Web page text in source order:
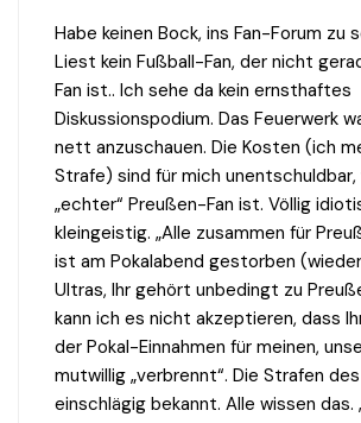
Habe keinen Bock, ins Fan-Forum zu
Liest kein Fußball-Fan, der nicht
Fan ist.. Ich sehe da kein ernsthaftes
Diskussionspodium. Das Feuerwerk
nett anzuschauen. Die Kosten (ich
Strafe) sind für mich unentschuldbar,
„echter“ Preußen-Fan ist. Völlig
kleingeistig. „Alle zusammen für
ist am Pokalabend gestorben
Ultras, Ihr gehört unbedingt zu
kann ich es nicht akzeptieren, dass
der Pokal-Einnahmen für meinen,
mutwillig „verbrennt“. Die Strafen des
einschlägig bekannt. Alle wissen das.